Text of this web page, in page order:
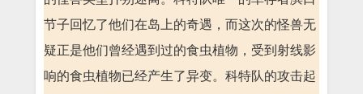
节子回忆了他们在岛上的奇遇，而这次的怪兽无
疑正是他们曾经遇到过的食虫植物，受到射线影
响的食虫植物已经产生了异变。科特队的攻击起